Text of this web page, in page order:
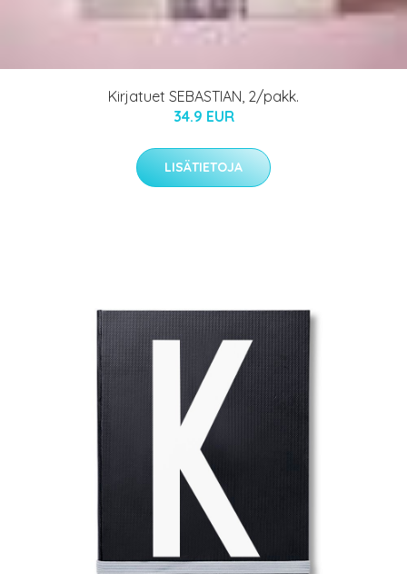
Kirjatuet SEBASTIAN, 2/pakk.
34.9 EUR
LISÄTIETOJA